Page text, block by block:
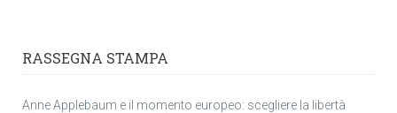
RASSEGNA STAMPA
Anne Applebaum e il momento europeo: scegliere la libertà